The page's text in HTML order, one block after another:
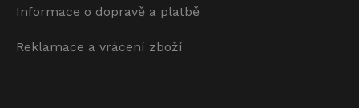
Informace o dopravě a platbě
Reklamace a vrácení zboží